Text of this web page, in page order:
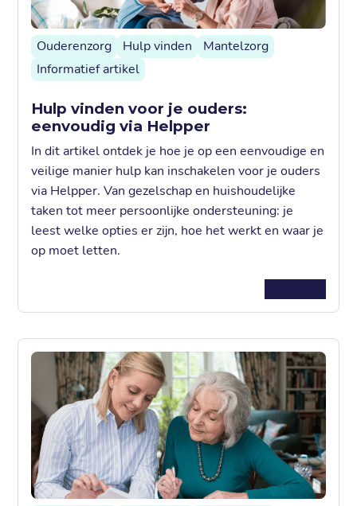
Ouderenzorg Hulp vinden
Mantelzorg
Informatief artikel
Hulp vinden voor je ouders:
eenvoudig via Helpper
In dit artikel ontdek je hoe je op een eenvoudige en
veilige manier hulp kan inschakelen voor je ouders
via Helpper. Van gezelschap en huishoudelijke
taken tot meer persoonlijke ondersteuning: je
leest welke opties er zijn, hoe het werkt en waar je
op moet letten.